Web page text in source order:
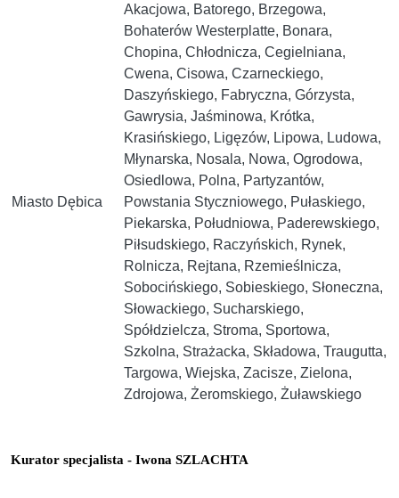
Miasto Dębica
Akacjowa, Batorego, Brzegowa,
Bohaterów Westerplatte, Bonara,
Chopina, Chłodnicza, Cegielniana,
Cwena, Cisowa, Czarneckiego,
Daszyńskiego, Fabryczna, Górzysta,
Gawrysia, Jaśminowa, Krótka,
Krasińskiego, Ligęzów, Lipowa, Ludowa,
Młynarska, Nosala, Nowa, Ogrodowa,
Osiedlowa, Polna, Partyzantów,
Powstania Styczniowego, Pułaskiego,
Piekarska, Południowa, Paderewskiego,
Piłsudskiego, Raczyńskich, Rynek,
Rolnicza, Rejtana, Rzemieślnicza,
Sobocińskiego, Sobieskiego, Słoneczna,
Słowackiego, Sucharskiego,
Spółdzielcza, Stroma, Sportowa,
Szkolna, Strażacka, Składowa, Traugutta,
Targowa, Wiejska, Zacisze, Zielona,
Zdrojowa, Żeromskiego, Żuławskiego
Kurator specjalista - Iwona SZLACHTA